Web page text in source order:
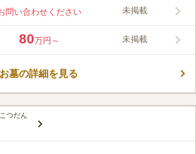
る、閑静な真言宗の寺院です。陽射しは良好
定されている千葉氏十六代の墓碑である五輪
寺院の歴史を感じさせます。 供養形態は一
要があります。
されていません。
問い合わせください 未掲載
80万円～ 未掲載
お墓の詳細を見る
つだん